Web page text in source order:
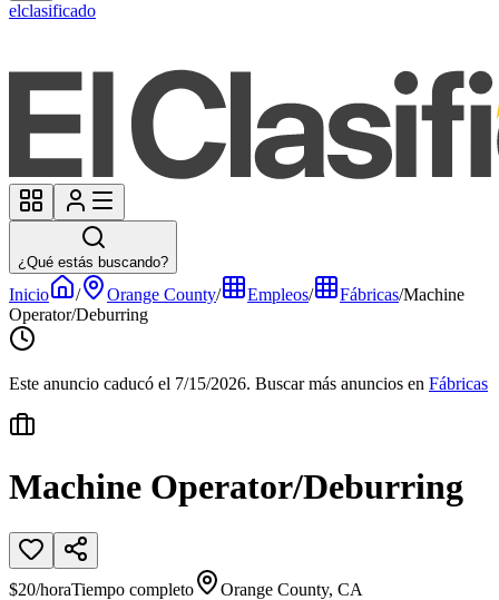
elclasificado
¿Qué estás buscando?
Inicio / Orange County/ Empleos/ Fábricas/Machine
Operator/Deburring
Este anuncio caducó el 7/15/2026. Buscar más anuncios en Fábricas
Machine Operator/Deburring
$20/horaTiempo completo
Orange County, CA